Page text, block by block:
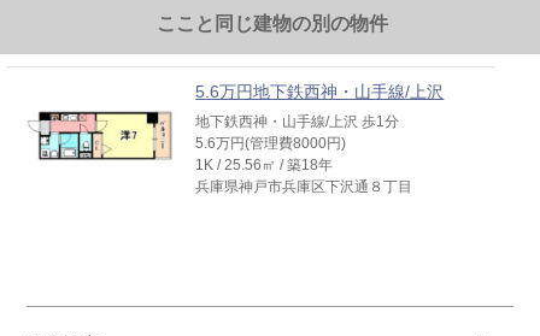
ここと同じ建物の別の物件
5.6万円地下鉄西神・山手線/上沢
地下鉄西神・山手線/上沢 歩1分
5.6万円(管理費8000円)
1K / 25.56㎡ / 築18年
兵庫県神戸市兵庫区下沢通８丁目